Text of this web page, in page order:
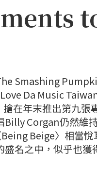
Smashing
Da Music
在年末推出第九張
Billy Corgan仍然維
Beige〉相當
盛名之中，似乎也